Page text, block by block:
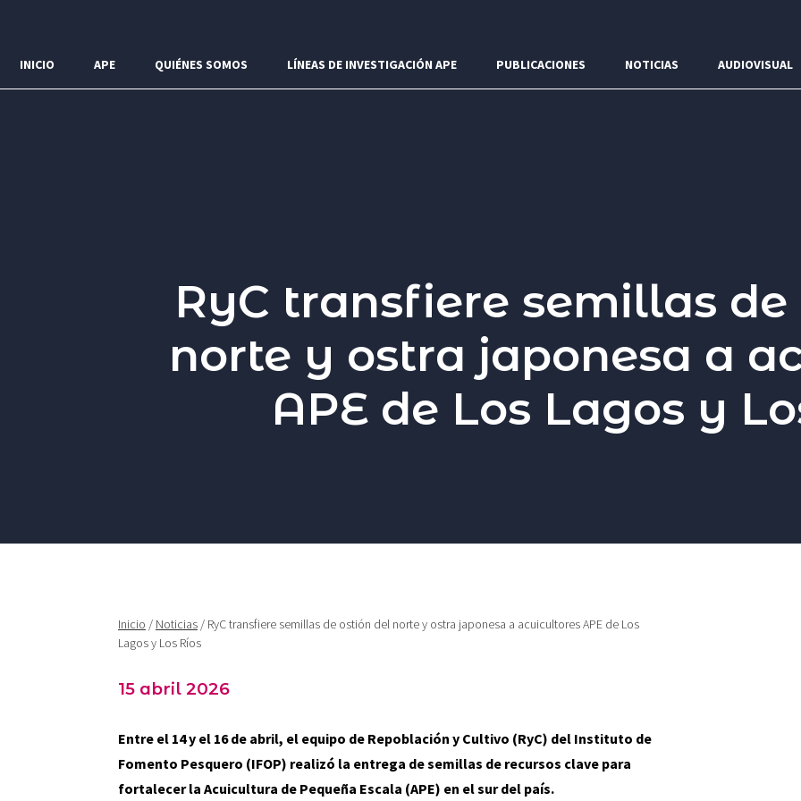
INICIO APE QUIÉNES SOMOS LÍNEAS DE INVESTIGACIÓN APE PUBLICACIONES NOTICIAS AUDIOVISUAL
RyC transfiere semillas
norte y ostra japonesa a
APE de Los Lagos y
Inicio / Noticias / RyC transfiere semillas de ostión del norte y ostra japonesa a acuicultores APE de Los
Lagos y Los Ríos
15 abril 2026
Entre el 14 y el 16 de abril, el equipo de Repoblación y Cultivo (RyC) del Instituto de
Fomento Pesquero (IFOP) realizó la entrega de semillas de recursos clave para
fortalecer la Acuicultura de Pequeña Escala (APE) en el sur del país.